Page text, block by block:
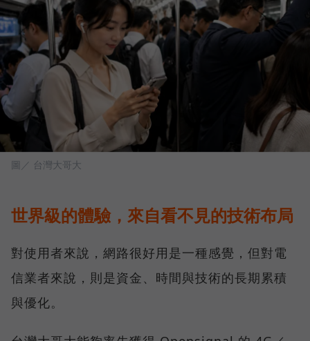
圖／ 台灣大哥大
世界級的體驗，來自看不見的技術布局
對使用者來說，網路很好用是一種感覺，但對電
信業者來說，則是資金、時間與技術的長期累積
與優化。